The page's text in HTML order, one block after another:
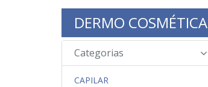
DERMO COSMÉTICA
Categorias
CAPILAR